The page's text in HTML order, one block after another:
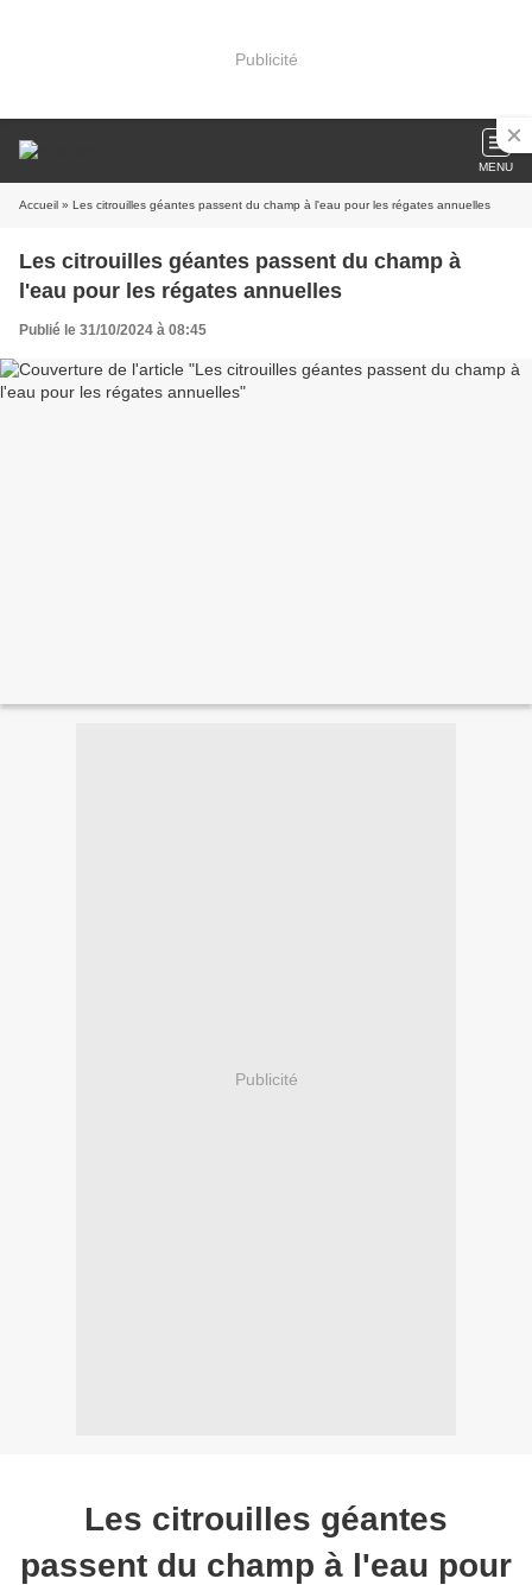
Publicité
MENU
Accueil » Les citrouilles géantes passent du champ à l'eau pour les régates annuelles
Les citrouilles géantes passent du champ à
l'eau pour les régates annuelles
Publié le 31/10/2024 à 08:45
Publicité
Les citrouilles géantes
passent du champ à l'eau pour